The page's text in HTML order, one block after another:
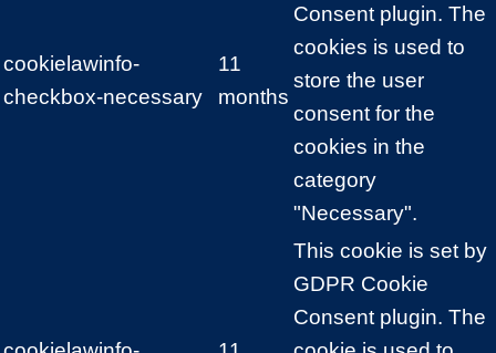
cookielawinfo-
checkbox-necessary
11
months
Consent plugin. The
cookies is used to
store the user
consent for the
cookies in the
category
"Necessary".
This cookie is set by
GDPR Cookie
Consent plugin. The